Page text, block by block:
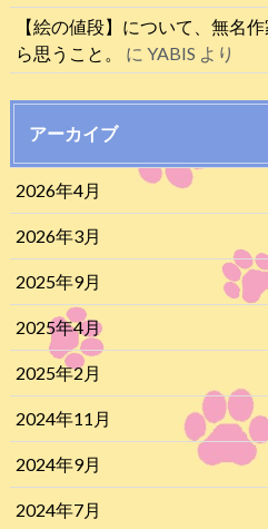
【絵の値段】について、無名
ら思うこと。
に YABIS より
アーカイブ
2026年4月
2026年3月
2025年9月
2025年4月
2025年2月
2024年11月
2024年9月
2024年7月